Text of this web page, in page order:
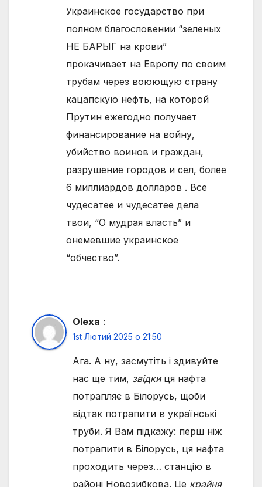
Украинское государство при
полном благословении “зеленых
НЕ БАРЫГ на крови”
прокачивает на Европу по своим
трубам через воюющую страну
кацапскую нефть, на которой
Прутин ежегодно получает
финансирование на войну,
убийство воинов и граждан,
разрушение городов и сел, более
6 миллиардов долларов . Все
чудесатее и чудесатее дела
твои, “О мудрая власть” и
онемевшие украинское
“обчество”.
Olexa :
1st Лютий 2025 о 21:50
Ага. А ну, засмутіть і здивуйте
нас ще тим, звідкиця нафта
потрапляє в Білорусь, щоби
відтак потрапити в українські
труби. Я Вам підкажу: перш ніж
потрапити в Білорусь, ця нафта
проходить через… станцію в
районі Новозибкова. Це крайня